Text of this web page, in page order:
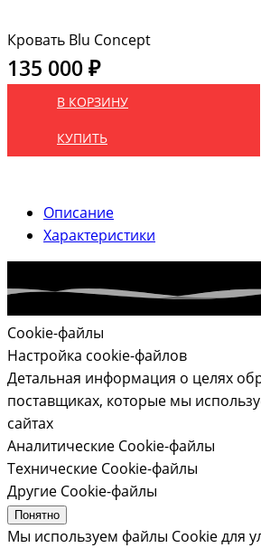
Кровать Blu Concept
135 000 ₽
В КОРЗИНУ
КУПИТЬ
Описание
Характеристики
Cookie-файлы
Настройка cookie-файлов
Детальная информация о целях
поставщиках, которые мы
сайтах
Аналитические Cookie-файлы
Технические Cookie-файлы
Другие Cookie-файлы
Понятно
Мы используем файлы Cookie для